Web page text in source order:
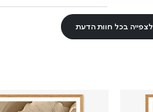
לצפייה בכל חוות הדעת